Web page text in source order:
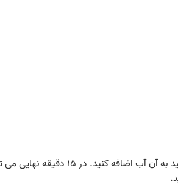
اگر در هر مرحله متوجه شدید که